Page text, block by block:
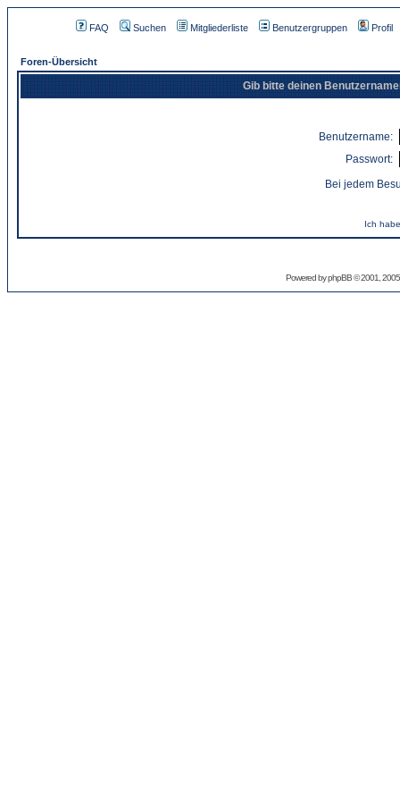
FAQ Suchen Mitgliederliste Benutzergruppen Profil
Foren-Übersicht
Gib bitte deinen
Benutzername:
Passwort:
Bei jedem
Ich
Powered byphpBB© 2001,